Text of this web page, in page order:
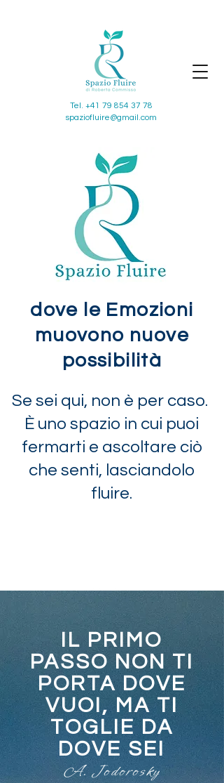
Tel. +41 79 854 37 78
spaziofluire@gmail.com
dove le Emozioni
muovono nuove
possibilità
Se sei qui, non è per caso.
È uno spazio in cui puoi
fermarti e ascoltare ciò
che senti, lasciandolo
fluire.
IL PRIMO
PASSO NON TI
PORTA DOVE
VUOI, MA TI
TOGLIE DA
DOVE SEI
A. Jodorosky